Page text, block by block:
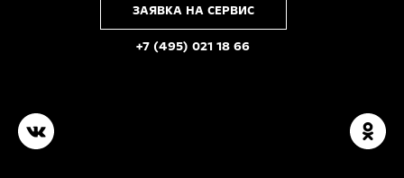
+7 (495) 021 18 66
ЗАЯВКА НА СЕРВИС